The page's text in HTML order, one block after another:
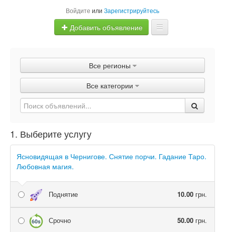
Войдите или Зарегистрируйтесь
Добавить объявление
Объявления
Быстрая продажа
Все регионы
Все категории
1. Выберите услугу
Ясновидящая в Чернигове. Снятие порчи. Гадание Таро.
Любовная магия.
Поднятие 10.00 грн.
Срочно 50.00 грн.